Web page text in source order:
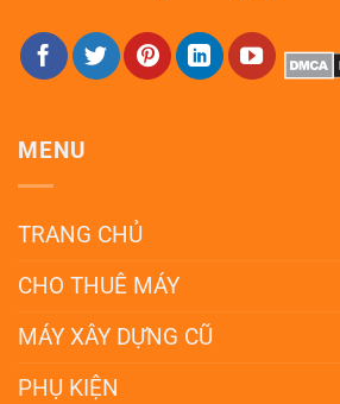
MENU
TRANG CHỦ
CHO THUÊ MÁY
MÁY XÂY DỰNG CŨ
PHỤ KIỆN